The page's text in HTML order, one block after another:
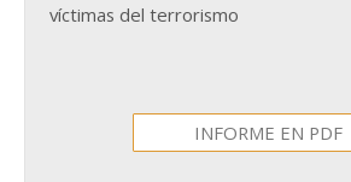
víctimas del terrorismo
INFORME EN PDF